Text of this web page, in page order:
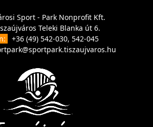
Sport - Park Nonprofit Kft.
Teleki Blanka út 6.
+36 (49) 542-030, 542-045